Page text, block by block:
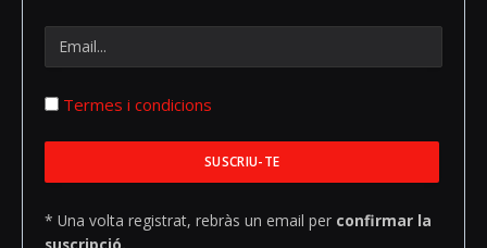
Termes i condicions
* Una volta registrat, rebràs un email per confirmar la